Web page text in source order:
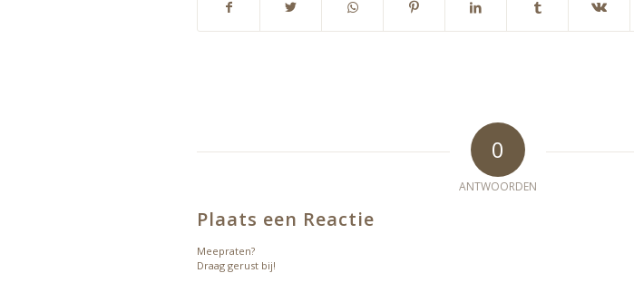
0
ANTWOORDEN
Plaats een Reactie
Meepraten?
Draag gerust bij!